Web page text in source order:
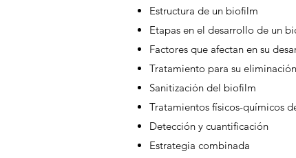
Estructura de un biofilm
Etapas en el desarrollo de un
Factores que afectan en su
Tratamiento para su eliminación
Sanitización del biofilm
Tratamientos físicos-químicos
Detección y cuantificación
Estrategia combinada